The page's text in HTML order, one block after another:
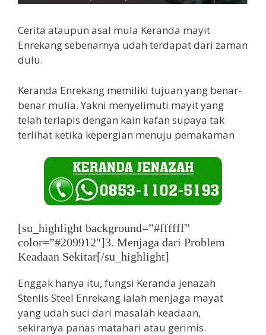
Cerita ataupun asal mula Keranda mayit
Enrekang sebenarnya udah terdapat dari zaman
dulu.
Keranda Enrekang memiliki tujuan yang benar-
benar mulia. Yakni menyelimuti mayit yang
telah terlapis dengan kain kafan supaya tak
terlihat ketika kepergian menuju pemakaman
[su_highlight background=”#ffffff”
color=”#209912″]3. Menjaga dari Problem
Keadaan Sekitar[/su_highlight]
Enggak hanya itu, fungsi Keranda jenazah
Stenlis Steel Enrekang ialah menjaga mayat
yang udah suci dari masalah keadaan,
sekiranya panas matahari atau gerimis.